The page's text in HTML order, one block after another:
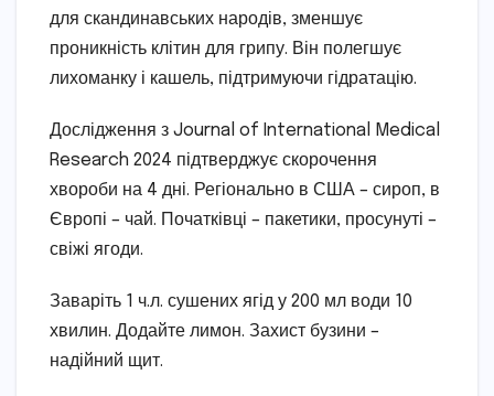
для скандинавських народів, зменшує
проникність клітин для грипу. Він полегшує
лихоманку і кашель, підтримуючи гідратацію.
Дослідження з Journal of International Medical
Research 2024 підтверджує скорочення
хвороби на 4 дні. Регіонально в США – сироп, в
Європі – чай. Початківці – пакетики, просунуті –
свіжі ягоди.
Заваріть 1 ч.л. сушених ягід у 200 мл води 10
хвилин. Додайте лимон. Захист бузини –
надійний щит.